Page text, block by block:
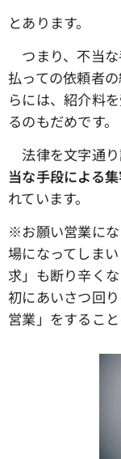
とあります。
つまり、不当
払っての依頼者
らには、紹介料
るのもだめです。
法律を文字通
当な手段による
れています。
※お願い営業に
場になってしま
求」も断り辛く
初にあいさつ回
営業」をすること